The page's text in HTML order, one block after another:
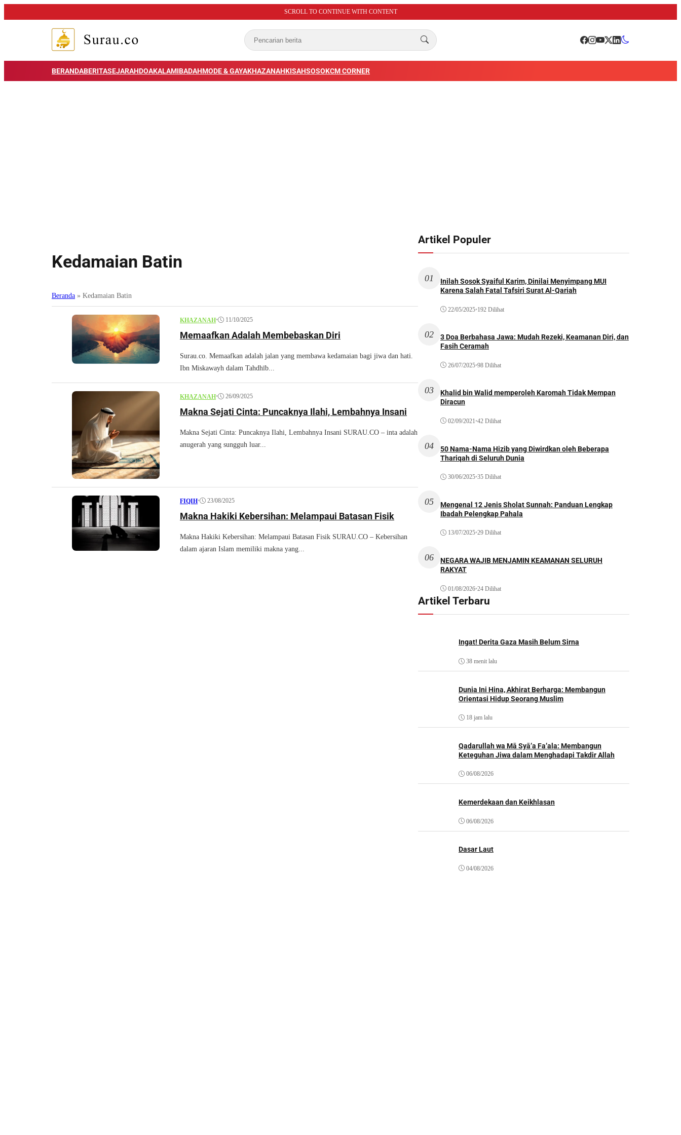
SCROLL TO CONTINUE WITH CONTENT
BERANDABERITASEJARAHDOAKALAMIBADAHMODE & GAYAKHAZANAHKISAHSOSOKCM CORNER
Kedamaian Batin
Beranda » Kedamaian Batin
KHAZANAH• 11/10/2025
Memaafkan Adalah Membebaskan Diri
Surau.co. Memaafkan adalah jalan yang membawa kedamaian bagi jiwa dan hati.
Ibn Miskawayh dalam Tahdhīb...
KHAZANAH• 26/09/2025
Makna Sejati Cinta: Puncaknya Ilahi, Lembahnya Insani
Makna Sejati Cinta: Puncaknya Ilahi, Lembahnya Insani SURAU.CO – inta adalah
anugerah yang sungguh luar...
FIQIH• 23/08/2025
Makna Hakiki Kebersihan: Melampaui Batasan Fisik
Makna Hakiki Kebersihan: Melampaui Batasan Fisik SURAU.CO – Kebersihan
dalam ajaran Islam memiliki makna yang...
Artikel Populer
01
Inilah Sosok Syaiful Karim, Dinilai Menyimpang MUI
Karena Salah Fatal Tafsiri Surat Al-Qariah
22/05/2025•192 Dilihat
02
3 Doa Berbahasa Jawa: Mudah Rezeki, Keamanan Diri, dan
Fasih Ceramah
26/07/2025•98 Dilihat
03
Khalid bin Walid memperoleh Karomah Tidak Mempan
Diracun
02/09/2021•42 Dilihat
04
50 Nama-Nama Hizib yang Diwirdkan oleh Beberapa
Thariqah di Seluruh Dunia
30/06/2025•35 Dilihat
05
Mengenal 12 Jenis Sholat Sunnah: Panduan Lengkap
Ibadah Pelengkap Pahala
13/07/2025•29 Dilihat
06
NEGARA WAJIB MENJAMIN KEAMANAN SELURUH
RAKYAT
01/08/2026•24 Dilihat
Artikel Terbaru
Ingat! Derita Gaza Masih Belum Sirna
38 menit lalu
Dunia Ini Hina, Akhirat Berharga: Membangun
Orientasi Hidup Seorang Muslim
18 jam lalu
Qadarullah wa Mā Syā’a Fa’ala: Membangun
Keteguhan Jiwa dalam Menghadapi Takdir Allah
06/08/2026
Kemerdekaan dan Keikhlasan
06/08/2026
Dasar Laut
04/08/2026